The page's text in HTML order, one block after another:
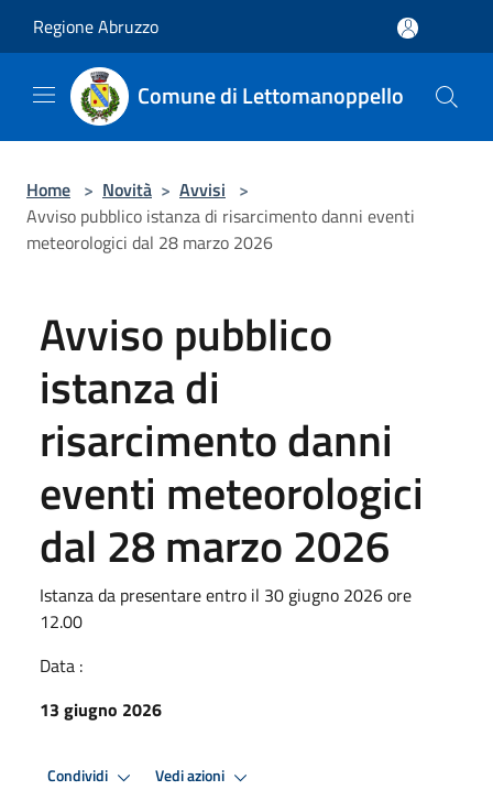
Regione Abruzzo
Comune di Lettomanoppello
Home > Novità > Avvisi >
Avviso pubblico istanza di risarcimento danni eventi
meteorologici dal 28 marzo 2026
Avviso pubblico
istanza di
risarcimento danni
eventi meteorologici
dal 28 marzo 2026
Istanza da presentare entro il 30 giugno 2026 ore
12.00
Data :
13 giugno 2026
Condividi Vedi azioni